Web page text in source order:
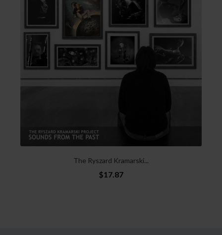
The Ryszard Kramarski...
$17.87